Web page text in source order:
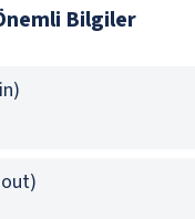
Bilgiler
out)